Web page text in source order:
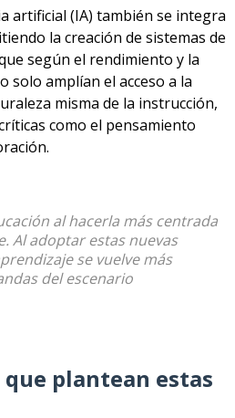
artificial (IA) también se integra
la creación de sistemas de
según el rendimiento y la
solo amplían el acceso a la
misma de la instrucción,
como el pensamiento
al hacerla más centrada
Al adoptar estas nuevas
se vuelve más
del escenario
plantean estas